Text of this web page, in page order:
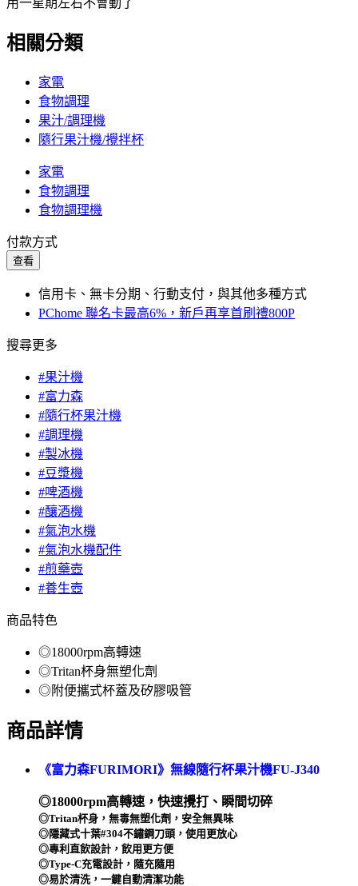
用一星期左右不會動了
相關分類
家電
食物調理
果汁/調理機
隨行果汁機/攪拌杯
家電
食物調理
食物調理機
付款方式
查看
信用卡、無卡分期、行動支付，與其他多種方式
PChome 聯名卡最高6%，新戶再享首刷禮800P
搜尋更多
#果汁機
#富力森
#隨行杯果汁機
#調理機
#製冰機
#豆漿機
#啤酒機
#釀酒機
#氣泡水機
#氣泡水機配件
#煎藥壺
#養生壺
商品特色
◎18000rpm高轉速
◎Tritan杯身無塑化劑
◎附便攜式杯蓋及矽膠吸管
商品詳情
《富力森FURIMORI》無線隨行杯果汁機FU-J340
◎18000rpm高轉速，快速攪打、瞬間切碎
◎Tritan杯身，無毒無塑化劑，安全無異味
◎隱藏式十葉#304不鏽鋼刀頭，使用更放心
◎專利直飲設計，飲用更方便
◎Type-C充電設計，隨充隨用
◎易於清洗，一鍵自動清潔功能